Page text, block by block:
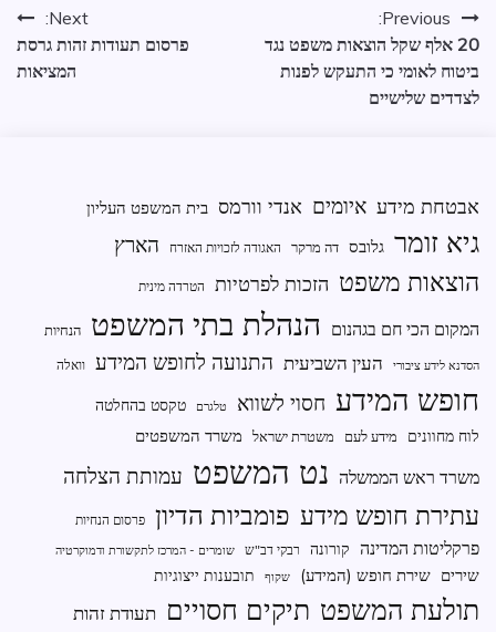
מידע
שנמסר
מכתבים
למערכת
על
העמותה
ניווטPrevious:
20 אלף שקל הוצאות משפט נגד
ביטוח לאומי כי התעקש לפנות
לצדדים שלישיים
Next:
פרסום תעודות זהות גרסת
המציאות
אבטחת מידע איומים אנדי וורמס בית המשפט העליון
גיא זומר גלובס דה מרקר האגודה לזכויות האזרח הארץ
הוצאות משפט הזכות לפרטיות הטרדה מינית
המקום הכי חם בגהנום הנהלת בתי המשפט הנחיות
הסדנא לידע ציבורי העין השביעית התנועה לחופש המידע וואלה
חופש המידע חסוי לשווא טלגרם
טקסט בהחלטה
לוח מחוונים
מידע לעם משטרת ישראל משרד המשפטים
משרד ראש הממשלה נט המשפט עמותת הצלחה
עתירת חופש מידע פומביות הדיון פרסום הנחיות
פרקליטות המדינה קורונה רבקי דב"ש שומרים - המרכז לתקשורת ודמוקרטיה
שירים שירת חופש (המידע) שקוף תובענות ייצוגיות
תולעת המשפט תיקים חסויים תעודת זהות